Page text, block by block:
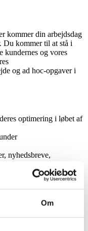
Om
kommer din arbejdsdag
Du kommer til at stå i
kundernes og vores
og ad hoc-opgaver i
optimering i løbet af
nyhedsbreve,
content-planer
sociale medier, på